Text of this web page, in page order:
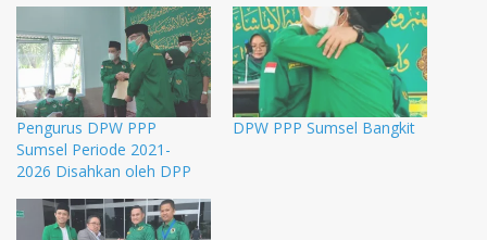
Pengurus DPW PPP
Sumsel Periode 2021-
2026 Disahkan oleh DPP
DPW PPP Sumsel Bangkit